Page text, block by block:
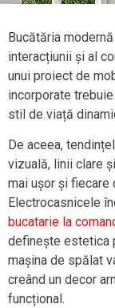
Bucătăria
interacțiunii și al
unui proiect de
incorporate
stil de viață
De aceea,
vizuală, linii clare
mai ușor și fiecare
Electrocasnicele
bucatarie la
definește estetica
mașina de spălat
creând un decor
funcțional.